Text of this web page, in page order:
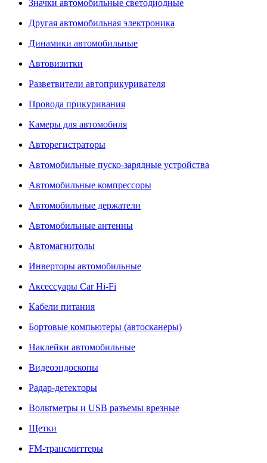
Значки автомобильные светодиодные
Другая автомобильная электроника
Динамики автомобильные
Автовизитки
Разветвители автоприкуривателя
Провода прикуривания
Камеры для автомобиля
Авторегистраторы
Автомобильные пуско-зарядные устройства
Автомобильные компрессоры
Автомобильные держатели
Автомобильные антенны
Автомагнитолы
Инверторы автомобильные
Аксессуары Car Hi-Fi
Кабели питания
Бортовые компьютеры (автосканеры)
Наклейки автомобильные
Видеоэндоскопы
Радар-детекторы
Вольтметры и USB разъемы врезные
Щетки
FM-трансмиттеры